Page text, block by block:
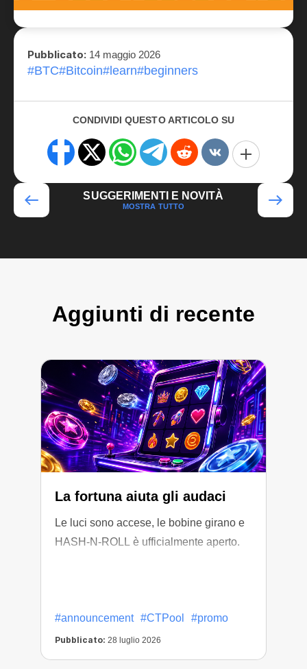
Pubblicato: 14 maggio 2026
#BTC#Bitcoin#learn#beginners
CONDIVIDI QUESTO ARTICOLO SU
SUGGERIMENTI E NOVITÀ
MOSTRA TUTTO
Aggiunti di recente
La fortuna aiuta gli audaci
Le luci sono accese, le bobine girano e
HASH-N-ROLL è ufficialmente aperto.
#announcement #CTPool #promo
Pubblicato: 28 luglio 2026